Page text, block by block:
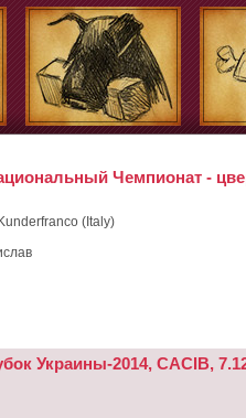
Чемпионат -
(Italy)
Украины-2014, CACIB,